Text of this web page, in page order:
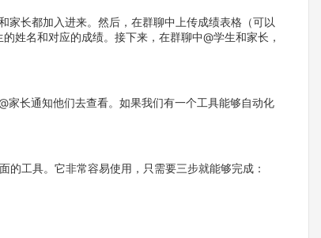
家长都加入进来。然后，在群聊中上传成绩表格（可以
姓名和对应的成绩。接下来，在群聊中@学生和家长，
家长通知他们去查看。如果我们有一个工具能够自动化
工具。它非常容易使用，只需要三步就能够完成：